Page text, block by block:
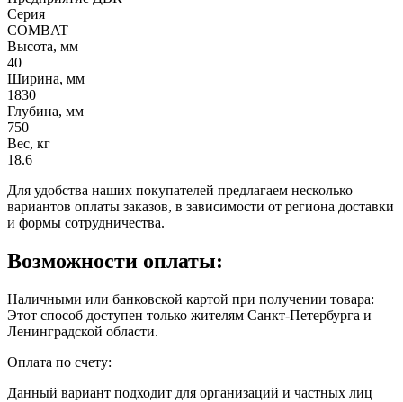
Серия
COMBAT
Высота, мм
40
Ширина, мм
1830
Глубина, мм
750
Вес, кг
18.6
Для удобства наших покупателей предлагаем несколько
вариантов оплаты заказов, в зависимости от региона доставки
и формы сотрудничества.
Возможности оплаты:
Наличными или банковской картой при получении товара:
Этот способ доступен только жителям Санкт-Петербурга и
Ленинградской области.
Оплата по счету:
Данный вариант подходит для организаций и частных лиц